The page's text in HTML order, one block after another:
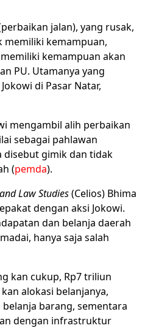
jalan), yang rusak,
kemampuan,
kemampuan akan
PU. Utamanya yang
di Pasar Natar,
mengambil alih perbaikan
sebagai pahlawan
disebut gimik dan tidak
(pemda).
Law Studies(Celios) Bhima
dengan aksi Jokowi.
dan belanja daerah
hanya saja salah
kan cukup, Rp7 triliun
alokasi belanjanya,
barang, sementara
dengan infrastruktur